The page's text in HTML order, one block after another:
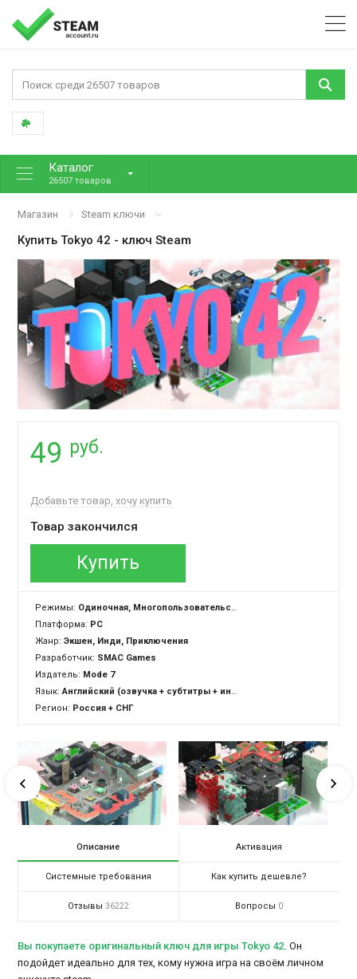
Каталог
26507 товаров
Магазин Steam ключи
КупитьTokyo 42 - ключ Steam
49 руб.
Добавьте товар, хочу купить
Товар закончился
Купить
Режимы: Одиночная, Многопользовательская
Платформа: PC
Жанр:Экшен, Инди, Приключения
Разработчик: SMAC Games
Издатель: Mode 7
Язык:Английский (озвучка + субтитры + интерфейс)
Регион: Россия + СНГ
Описание Активация
Системные требования Как купить дешевле?
Отзывы 36222 Вопросы 0
Вы покупаете оригинальный ключ для игры Tokyo 42. Он
подойдет идеально для тех, кому нужна игра на своём личном